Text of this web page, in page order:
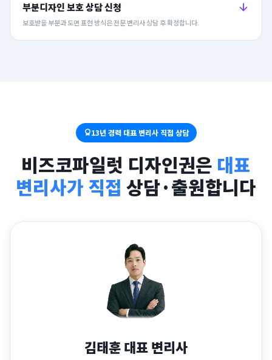
부분디자인 보호 상담 신청
보호받을 부분과 도면 표현 방식은 전문 변리사 상담 후 확정합니다.
13년 경력 대표 변리사 직접 상담
비즈코파일럿 디자인권은 대표
변리사가 직접 상담·출원합니다
김태훈 대표 변리사